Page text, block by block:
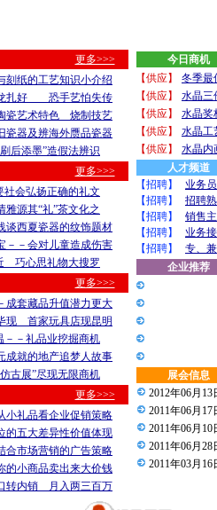
更多>>>
刻纸的工艺知识小介绍
龙扎好 恐手艺怕失传
瓷艺术特色 烧制技艺
瓷器及辨海外赝品瓷器
后添墨”造假法辨识
更多>>>
社会弘扬正确的礼文
雅源其“礼”茶文化之
谈西夏瓷器的纹饰题材
－－会对儿童造成伤害
巧心思礼物大搜罗
更多>>>
成套藏品升值潜力更大
现 首家玩具店现昆明
－－礼品业挖掘商机
成就的地产追梦人故事
古展”尽现无限商机
更多>>>
礼品看企业促销策略
的五大差异性价值体现
合市场营销的广告策略
的小商品卖出来大价钱
转内销 月入两三百万
今日商机
【供应】
冬季最
【供应】
水晶三
【供应】
水晶奖
【供应】
水晶工
【供应】
水晶内
人才频道
【招聘】
业务员
【招聘】
招聘
【招聘】
销售
【招聘】
业务
【招聘】
专、
企业推荐
展会信息
2012年06月13
2011年06月17
2011年06月10
2011年06月28
2011年03月16